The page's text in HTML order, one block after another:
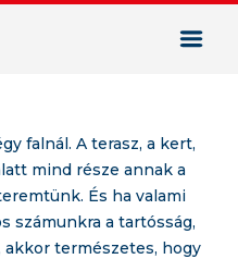
falnál. A terasz, a kert,
mind része annak a
És ha valami
számunkra a tartósság,
akkor természetes, hogy